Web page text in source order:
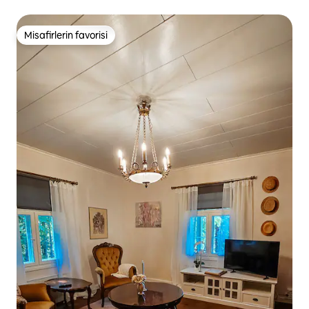
Misafirlerin favorisi
Misafirlerin favorisi